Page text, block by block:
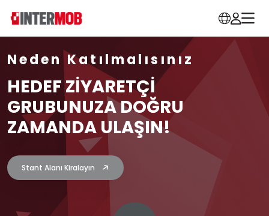
Neden Katılmalısınız
HEDEF ZİYARETÇİ
GRUBUNUZA DOĞRU
ZAMANDA ULAŞIN!
Stant Alanı Kiralayın